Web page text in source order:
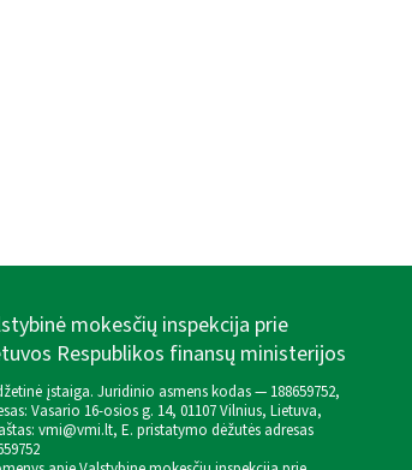
mokesčių inspekcija prie
Respublikos finansų ministerijos
įstaiga. Juridinio asmens kodas — 188659752,
Vasario 16-osios g. 14, 01107 Vilnius, Lietuva,
vmi@vmi.lt, E. pristatymo dėžutės adresas